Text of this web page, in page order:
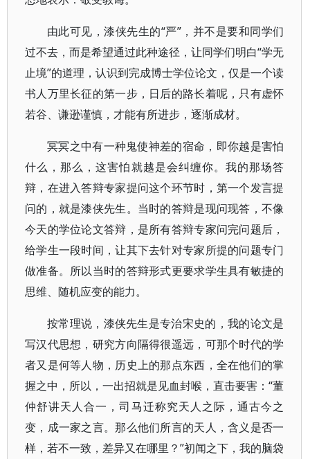
由此可见，漆侠先生的“严”，并不是要和同学们
过不去，而是希望通过此种途径，让同学们明白“学无
止境”的道理，认识到完成博士学位论文，仅是一个读
书人万里长征的第一步，日后的路长着呢，只有虚怀
若谷、谦逊谨慎，才能有所进步，逐渐成材。
冥冥之中有一种鬼使神差的宿命，即你越是害怕
什么，那么，这害怕就越是会纠缠你。我的那场答
辩，在进入答辩专家提问这个环节时，第一个发言提
问的，就是漆侠先生。当时的答辩是现问现答，不像
今天的学位论文答辩，是所有答辩专家问完问题后，
给学生一段时间，让其下去针对专家所提的问题专门
做准备。所以当时的答辩形式更要求学生具有敏捷的
思维、随机应变的能力。
按常理说，漆侠先生是专治宋史的，我的论文是
写汉代思想，研究方向隔得很遥远，可那个时代的学
者又是何等人物，历史上的那点东西，全在他们的掌
握之中，所以，一出招就是见血封喉，直击要害：“董
仲舒讲天人合一，司马迁称究天人之际，通古今之
变，成一家之言。那么他们所言的天人，含义是否一
样，若不一致，差异又在哪里？”初闻之下，我的脑袋